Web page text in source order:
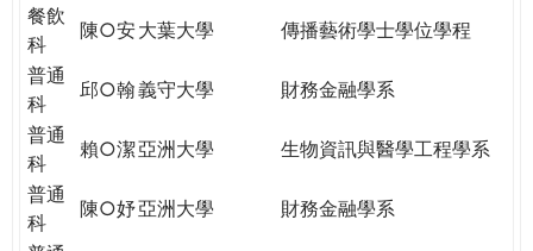
餐飲
科
陳○安大葉大學
傳播藝術學士學位學程
普通
科
邱○翰義守大學
財務金融學系
普通
科
賴○潔亞洲大學
生物資訊與醫學工程學系
普通
科
陳○妤亞洲大學
財務金融學系